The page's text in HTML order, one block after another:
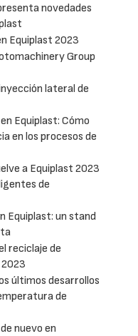
novedades
Equiplast 2023
Group
lateral de
Equiplast: Cómo
en los procesos de
a Equiplast 2023
de
Equiplast: un stand
reciclaje de
últimos desarrollos
de
nuevo en